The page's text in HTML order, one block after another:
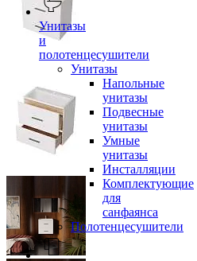
Унитазы
и
полотенцесушители
Унитазы
Напольные
унитазы
Подвесные
унитазы
Умные
унитазы
Инсталляции
Комплектующие
для
санфаянса
Полотенцесушители